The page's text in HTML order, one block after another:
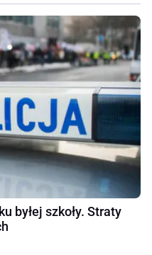
byłej szkoły. Straty